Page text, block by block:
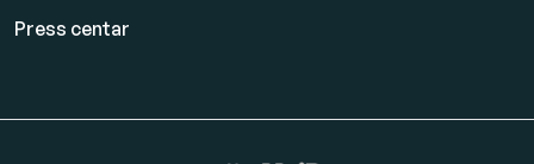
Press centar